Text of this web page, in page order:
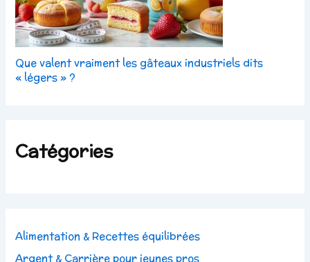
Que valent vraiment les gâteaux industriels dits
« légers » ?
Catégories
Alimentation & Recettes équilibrées
Argent & Carrière pour jeunes pros